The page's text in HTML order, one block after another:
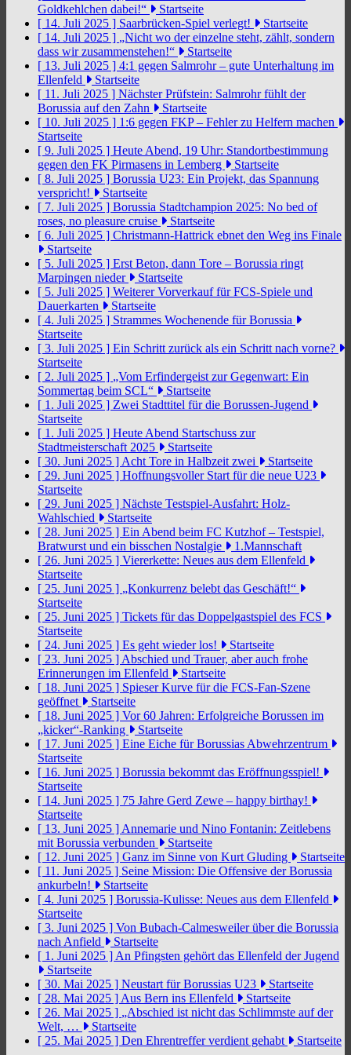
Goldkehlchen dabei!“
Startseite
[ 14. Juli 2025 ] Saarbrücken-Spiel verlegt!
Startseite
[ 14. Juli 2025 ] „Nicht wo der einzelne steht, zählt, sondern
dass wir zusammenstehen!“
Startseite
[ 13. Juli 2025 ] 4:1 gegen Salmrohr – gute Unterhaltung im
Ellenfeld
Startseite
[ 11. Juli 2025 ] Nächster Prüfstein: Salmrohr fühlt der
Borussia auf den Zahn
Startseite
[ 10. Juli 2025 ] 1:6 gegen FKP – Fehler zu Helfern machen
Startseite
[ 9. Juli 2025 ] Heute Abend, 19 Uhr: Standortbestimmung
gegen den FK Pirmasens in Lemberg
Startseite
[ 8. Juli 2025 ] Borussia U23: Ein Projekt, das Spannung
verspricht!
Startseite
[ 7. Juli 2025 ] Borussia Stadtchampion 2025: No bed of
roses, no pleasure cruise
Startseite
[ 6. Juli 2025 ] Christmann-Hattrick ebnet den Weg ins Finale
Startseite
[ 5. Juli 2025 ] Erst Beton, dann Tore – Borussia ringt
Marpingen nieder
Startseite
[ 5. Juli 2025 ] Weiterer Vorverkauf für FCS-Spiele und
Dauerkarten
Startseite
[ 4. Juli 2025 ] Strammes Wochenende für Borussia
Startseite
[ 3. Juli 2025 ] Ein Schritt zurück als ein Schritt nach vorne?
Startseite
[ 2. Juli 2025 ] „Vom Erfindergeist zur Gegenwart: Ein
Sommertag beim SCL“
Startseite
[ 1. Juli 2025 ] Zwei Stadttitel für die Borussen-Jugend
Startseite
[ 1. Juli 2025 ] Heute Abend Startschuss zur
Stadtmeisterschaft 2025
Startseite
[ 30. Juni 2025 ] Acht Tore in Halbzeit zwei
Startseite
[ 29. Juni 2025 ] Hoffnungsvoller Start für die neue U23
Startseite
[ 29. Juni 2025 ] Nächste Testspiel-Ausfahrt: Holz-
Wahlschied
Startseite
[ 28. Juni 2025 ] Ein Abend beim FC Kutzhof – Testspiel,
Bratwurst und ein bisschen Nostalgie
1.Mannschaft
[ 26. Juni 2025 ] Viererkette: Neues aus dem Ellenfeld
Startseite
[ 25. Juni 2025 ] „Konkurrenz belebt das Geschäft!“
Startseite
[ 25. Juni 2025 ] Tickets für das Doppelgastspiel des FCS
Startseite
[ 24. Juni 2025 ] Es geht wieder los!
Startseite
[ 23. Juni 2025 ] Abschied und Trauer, aber auch frohe
Erinnerungen im Ellenfeld
Startseite
[ 18. Juni 2025 ] Spieser Kurve für die FCS-Fan-Szene
geöffnet
Startseite
[ 18. Juni 2025 ] Vor 60 Jahren: Erfolgreiche Borussen im
„kicker“-Ranking
Startseite
[ 17. Juni 2025 ] Eine Eiche für Borussias Abwehrzentrum
Startseite
[ 16. Juni 2025 ] Borussia bekommt das Eröffnungsspiel!
Startseite
[ 14. Juni 2025 ] 75 Jahre Gerd Zewe – happy birthay!
Startseite
[ 13. Juni 2025 ] Annemarie und Nino Fontanin: Zeitlebens
mit Borussia verbunden
Startseite
[ 12. Juni 2025 ] Ganz im Sinne von Kurt Gluding
Startseite
[ 11. Juni 2025 ] Seine Mission: Die Offensive der Borussia
ankurbeln!
Startseite
[ 4. Juni 2025 ] Borussia-Kulisse: Neues aus dem Ellenfeld
Startseite
[ 3. Juni 2025 ] Von Bubach-Calmesweiler über die Borussia
nach Anfield
Startseite
[ 1. Juni 2025 ] An Pfingsten gehört das Ellenfeld der Jugend
Startseite
[ 30. Mai 2025 ] Neustart für Borussias U23
Startseite
[ 28. Mai 2025 ] Aus Bern ins Ellenfeld
Startseite
[ 26. Mai 2025 ] „Abschied ist nicht das Schlimmste auf der
Welt, …
Startseite
[ 25. Mai 2025 ] Den Ehrentreffer verdient gehabt
Startseite